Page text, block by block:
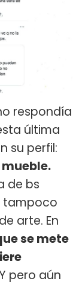
respondía
última
su perfil:
de bs
tampoco
arte. En
se mete
pero aún